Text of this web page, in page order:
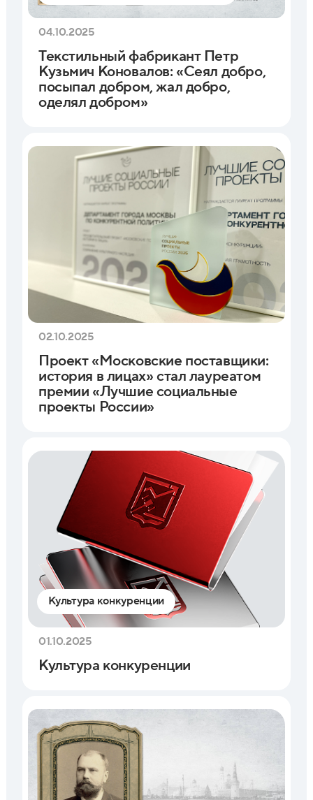
04.10.2025
Текстильный фабрикант Петр
Кузьмич Коновалов: «Сеял добро,
посыпал добром, жал добро,
оделял добром»
02.10.2025
Проект «Московские поставщики:
история в лицах» стал лауреатом
премии «Лучшие социальные
проекты России»
Культура конкуренции
01.10.2025
Культура конкуренции